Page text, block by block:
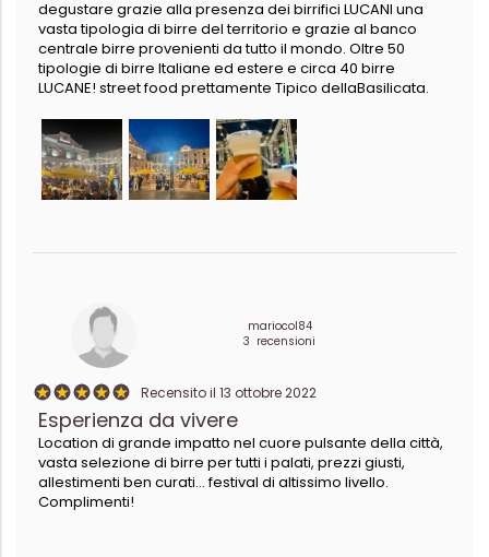
degustare grazie alla presenza dei birrifici LUCANI una
vasta tipologia di birre del territorio e grazie al banco
centrale birre provenienti da tutto il mondo. Oltre 50
tipologie di birre Italiane ed estere e circa 40 birre
LUCANE! street food prettamente Tipico dellaBasilicata.
mariocol84
3 recensioni
Recensito il 13 ottobre 2022
Esperienza da vivere
Location di grande impatto nel cuore pulsante della città,
vasta selezione di birre per tutti i palati, prezzi giusti,
allestimenti ben curati... festival di altissimo livello.
Complimenti!